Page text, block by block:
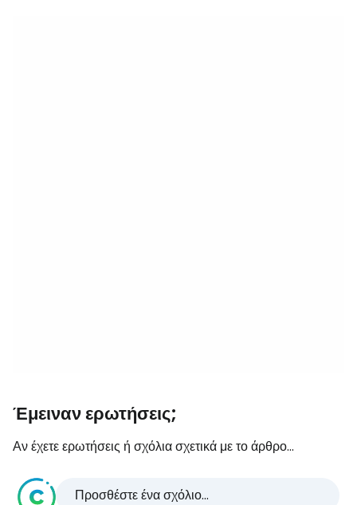
Έμειναν ερωτήσεις;
Αν έχετε ερωτήσεις ή σχόλια σχετικά με το άρθρο...
Προσθέστε ένα σχόλιο...